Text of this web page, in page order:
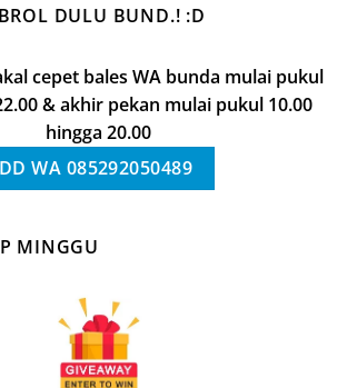
DULU BUND.! :D
cepet bales WA bunda mulai pukul
& akhir pekan mulai pukul 10.00
hingga 20.00
WA 085292050489
MINGGU